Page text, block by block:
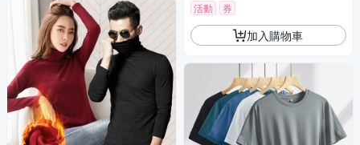
活動 券
加入購物車